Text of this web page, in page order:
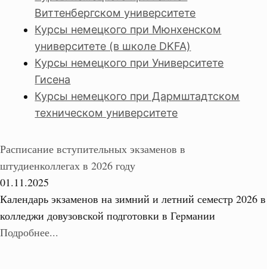
Виттенбергском университете
Курсы немецкого при Мюнхенском
университете (в школе DKFA)
Курсы немецкого при Университете
Гисена
Курсы немецкого при Дармштадтском
техническом университете
Расписание вступительных экзаменов в
штудиенколлегах в 2026 году
01.11.2025
Календарь экзаменов на зимний и летний семестр 2026 в
колледжи довузовской подготовки в Германии
Подробнее...